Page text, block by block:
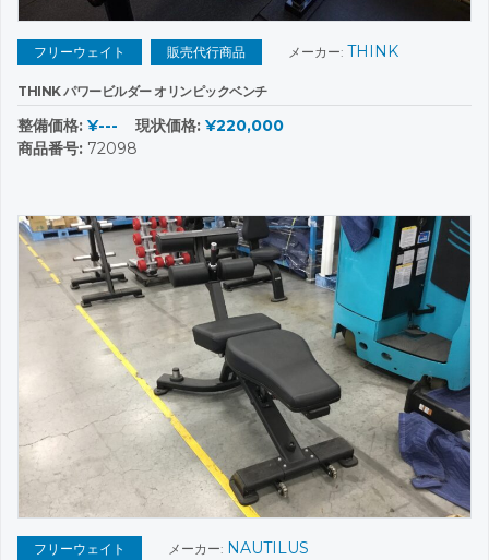
フリーウェイト 販売代行商品 メーカー: THINK
THINK パワービルダー オリンピックベンチ
整備価格: ¥--- 現状価格: ¥220,000
商品番号: 72098
フリーウェイト メーカー: NAUTILUS